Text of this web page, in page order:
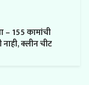
– 155 कामांची
क्लीन चीट